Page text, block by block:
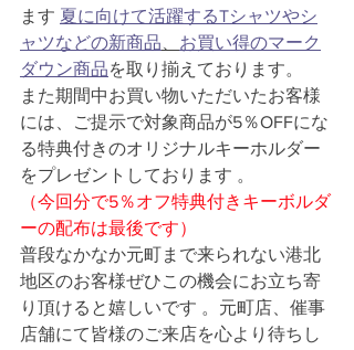
ます 夏に向けて活躍するTシャツやシ
ャツなどの新商品
お買い得のマーク
ダウン商品を取り揃えております。
また期間中お買い物いただいたお客様
には、ご提示で対象商品が5％OFFにな
る特典付きのオリジナルキーホルダー
をプレゼントしております 。
（今回分で5％オフ特典付きキーボルダ
ーの配布は最後です）
普段なかなか元町まで来られない港北
地区のお客様ぜひこの機会にお立ち寄
り頂けると嬉しいです 。元町店、催事
店舗にて皆様のご来店を心より待ちし